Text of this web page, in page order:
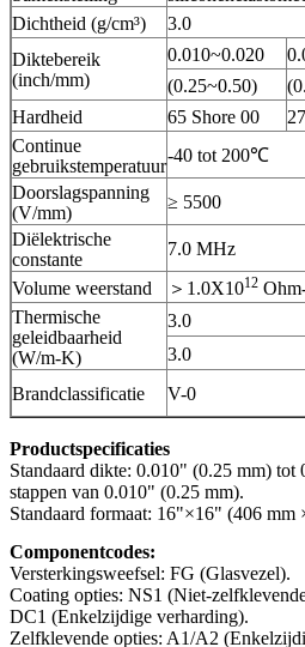
Dichtheid (g/cm³)
3.0
Diktebereik
(inch/mm)
0.010~0.020
(0.25~0.50)
Hardheid
65 Shore 00
Continue
gebruikstemperatuur
-40 tot 200℃
Doorslagspanning
(V/mm)
≥ 5500
Diëlektrische
constante
7.0 MHz
Volume weerstand
＞1.0X1012
Thermische
geleidbaarheid
(W/m-K)
3.0
3.0
Brandclassificatie
V-0
Productspecificaties
Standaard dikte: 0.010" (0.25 mm) tot
stappen van 0.010" (0.25 mm).
Standaard formaat: 16"×16" (406 mm
Componentcodes:
Versterkingsweefsel: FG (Glasvezel).
Coating opties: NS1 (Niet-
DC1 (Enkelzijdige verharding).
Zelfklevende opties: A1/A2